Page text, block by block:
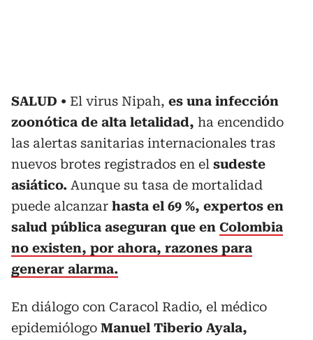
SALUD El virus Nipah, es una infección
zoonótica de alta letalidad, ha encendido
las alertas sanitarias internacionales tras
nuevos brotes registrados en el sudeste
asiático. Aunque su tasa de mortalidad
puede alcanzar hasta el 69 %, expertos en
salud pública aseguran que en Colombia
no existen, por ahora, razones para
generar alarma.
En diálogo con Caracol Radio, el médico
epidemiólogo Manuel Tiberio Ayala,